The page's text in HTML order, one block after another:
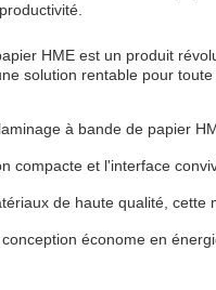
HME est un produit
solution rentable pour toute
à bande de papier
compacte et l'interface
de haute qualité,
économe en